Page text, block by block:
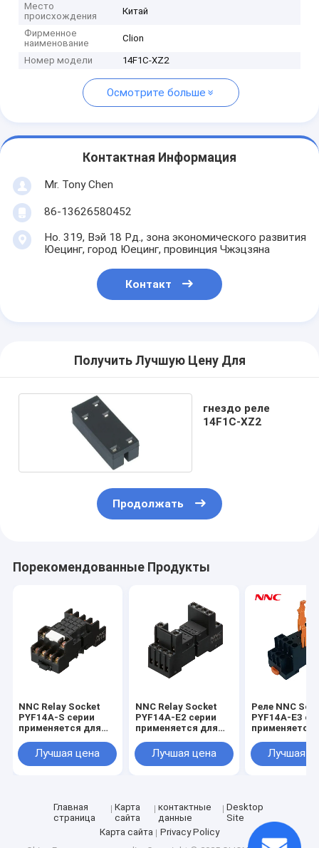
Место
происхождения
Китай
Фирменное
наименование
Clion
Номер модели 14F1C-XZ2
Осмотрите больше
Контактная Информация
Mr. Tony Chen
86-13626580452
Но. 319, Вэй 18 Рд., зона экономического развития
Юецинг, город Юецинг, провинция Чжэцзяна
Контакт
Получить Лучшую Цену Для
гнездо реле
14F1C-XZ2
Продолжать
Порекомендованные Продукты
NNC Relay Socket
PYF14A-S серии
применяется для
18F/HH54P Relay
Лучшая цена
NNC Relay Socket
PYF14A-E2 серии
применяется для
18F/HH54P Relay
Лучшая цена
Реле NNC
PYF14A-E3
применяется
HHC68B/MY4/
18F/HH54P
Лучшая
Главная
страница
Карта
сайта
контактные
данные
Desktop
Site
Карта сайта
Privacy Policy